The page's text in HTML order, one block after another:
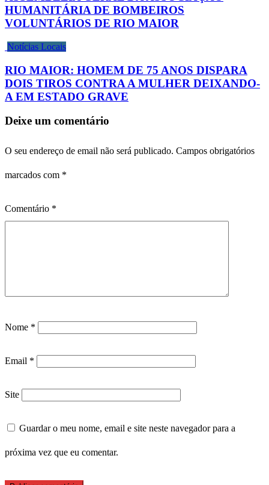
HUMANITÁRIA DE BOMBEIROS
VOLUNTÁRIOS DE RIO MAIOR
Notícias Locais
RIO MAIOR: HOMEM DE 75 ANOS DISPARA
DOIS TIROS CONTRA A MULHER DEIXANDO-
A EM ESTADO GRAVE
Deixe um comentário
O seu endereço de email não será publicado. Campos obrigatórios
marcados com *
Comentário *
Nome *
Email *
Site
Guardar o meu nome, email e site neste navegador para a
próxima vez que eu comentar.